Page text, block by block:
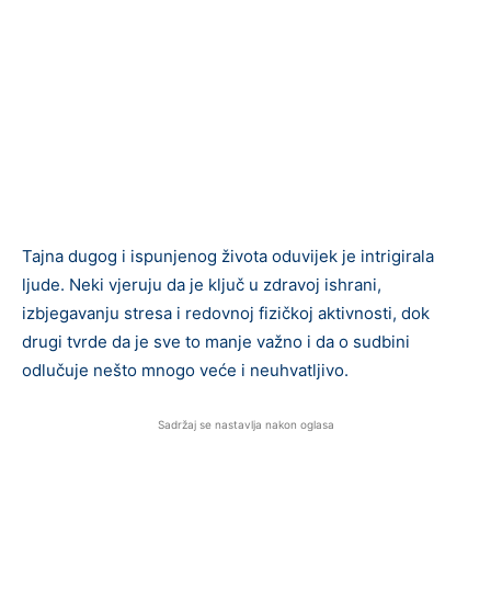
Tajna dugog i ispunjenog života oduvijek je intrigirala
ljude. Neki vjeruju da je ključ u zdravoj ishrani,
izbjegavanju stresa i redovnoj fizičkoj aktivnosti, dok
drugi tvrde da je sve to manje važno i da o sudbini
odlučuje nešto mnogo veće i neuhvatljivo.
Sadržaj se nastavlja nakon oglasa